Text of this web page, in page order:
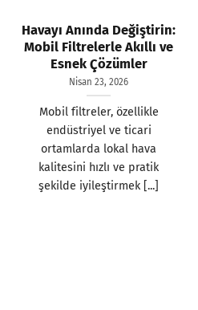
Havayı Anında Değiştirin:
Mobil Filtrelerle Akıllı ve
Esnek Çözümler
Nisan 23, 2026
Mobil filtreler, özellikle
endüstriyel ve ticari
ortamlarda lokal hava
kalitesini hızlı ve pratik
şekilde iyileştirmek [...]